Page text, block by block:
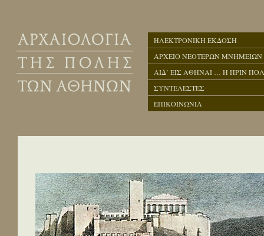
ΗΛΕΚΤΡΟΝΙΚΗ ΕΚΔΟΣΗ
ΑΡΧΕΙΟ ΝΕΟΤΕΡΩΝ ΜΝΗΜΕΙΩΝ
ΑΙΔ’ ΕΙΣ ΑΘΗΝΑΙ … Η ΠΡΙΝ
ΣΥΝΤΕΛΕΣΤΕΣ
ΕΠΙΚΟΙΝΩΝΙΑ